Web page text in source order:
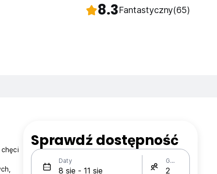
8.3Fantastyczny(65)
Sprawdź dostępność
Daty Gości